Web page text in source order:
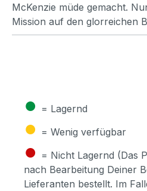
McKenzie müde gemacht.
Mission auf den glorreichen
● = Lagernd
● = Wenig verfügbar
● = Nicht Lagernd (Das
nach Bearbeitung Deiner
Lieferanten bestellt. Im